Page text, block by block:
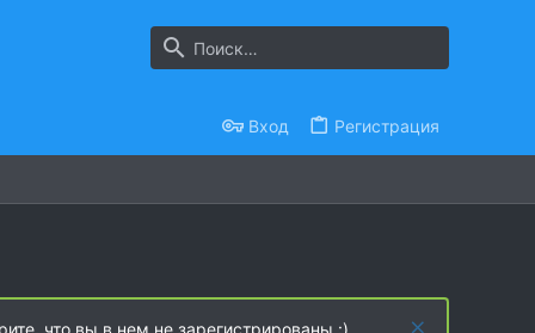
Вход Регистрация
что вы в нем не зарегистрированы :)